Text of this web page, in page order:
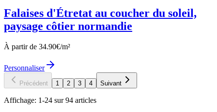
Falaises d'Étretat au coucher du soleil,
paysage côtier normandie
À partir de 34.90€/m²
Personnaliser
Précédent 1 2 3 4 Suivant
Affichage: 1-24 sur94 articles